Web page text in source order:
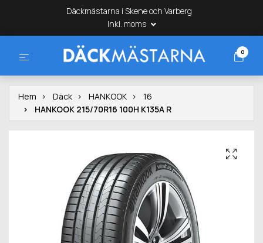
Däckmästarna i Skene och Varberg
Inkl. moms
0
Hem Däck HANKOOK
16
HANKOOK 215/70R16 100H K135A R